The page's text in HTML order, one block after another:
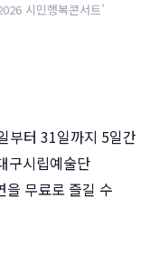
시민행복콘서트’
부터 31일까지 5일간
구시립예술단
을 무료로 즐길 수